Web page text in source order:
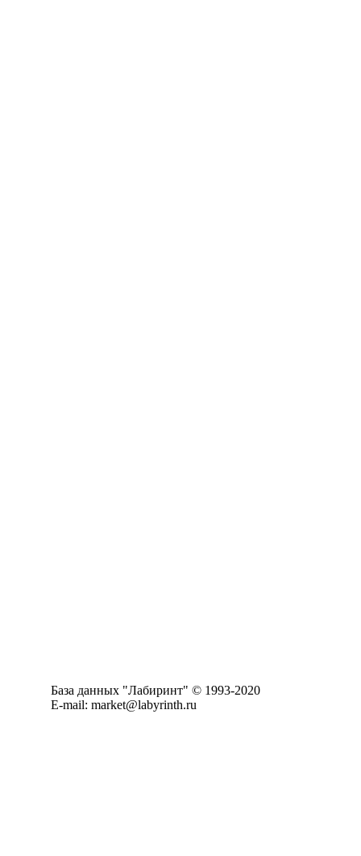
База данных "Лабиринт" © 1993-2020
E-mail: market@labyrinth.ru